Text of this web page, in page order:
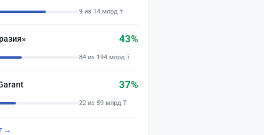
9 из 14 млрд ₸
43%
84 из 194 млрд ₸
37%
22 из 59 млрд ₸
→